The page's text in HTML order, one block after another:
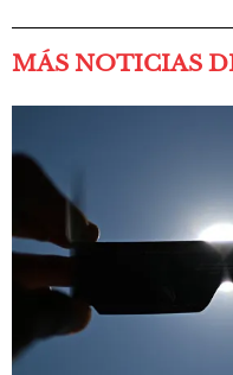
MÁS NOTICIAS